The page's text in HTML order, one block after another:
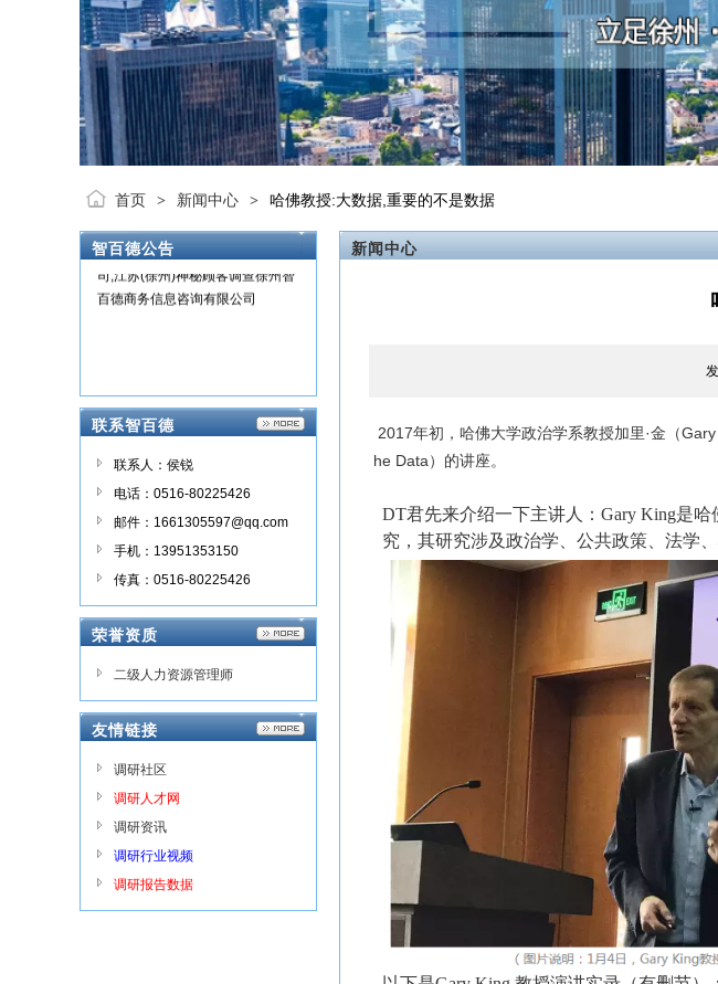
首页 > 新闻中心 > 哈佛教授:大数据,重要的不是数据
智百德公告
徐州智百德商务信息咨询有限公司
简称徐州智百德，主要从事江苏
(徐州)市场调查公司,江苏(徐州)市
场调研公司,江苏(徐州)市场研究公
司,江苏(徐州)神秘顾客调查徐州智
百德商务信息咨询有限公司
联系智百德
联系人：侯锐
电话：0516-80225426
邮件：1661305597@qq.com
手机：13951353150
传真：0516-80225426
荣誉资质
二级人力资源管理师
友情链接
调研社区
调研人才网
调研资讯
调研行业视频
调研报告数据
新闻中心
2017年初，哈佛大学政治学系教授加里·金（
he Data）的讲座。
DT君先来介绍一下主讲人：Gary King是
究，其研究涉及政治学、公共政策、法学